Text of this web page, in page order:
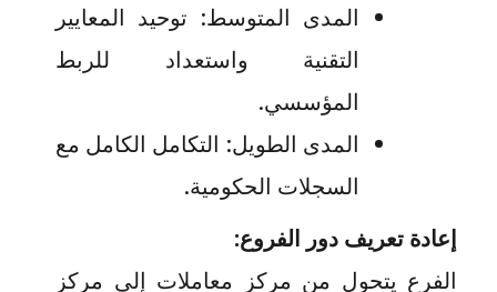
المدى المتوسط: توحيد المعايير
التقنية واستعداد للربط
المؤسسي.
المدى الطويل: التكامل الكامل مع
السجلات الحكومية.
إعادة تعريف دور الفروع:
الفرع يتحول من مركز معاملات إلى مركز